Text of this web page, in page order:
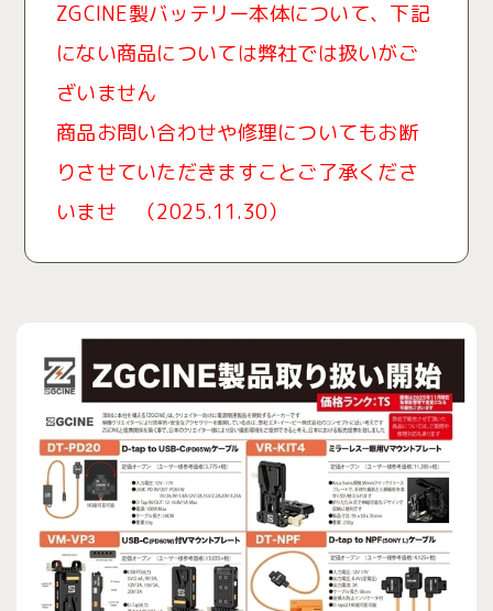
ZGCINE製バッテリー本体について、下記
にない商品については弊社では扱いがご
ざいません
商品お問い合わせや修理についてもお断
りさせていただきますことご了承くださ
いませ （2025.11.30）